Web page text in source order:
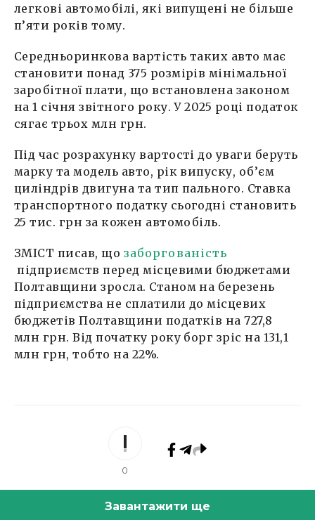
легкові автомобілі, які випущені не більше
п’яти років тому.
Середньоринкова вартість таких авто має
становити понад 375 розмірів мінімальної
заробітної плати, що встановлена законом
на 1 січня звітного року. У 2025 році податок
сягає трьох млн грн.
Під час розрахунку вартості до уваги беруть
марку та модель авто, рік випуску, об’єм
циліндрів двигуна та тип пального. Ставка
транспортного податку сьогодні становить
25 тис. грн за кожен автомобіль.
ЗМІСТ писав, що заборгованість
підприємств перед місцевими бюджетами
Полтавщини зросла. Станом на березень
підприємства не сплатили до місцевих
бюджетів Полтавщини податків на 727,8
млн грн. Від початку року борг зріс на 131,1
млн грн, тобто на 22%.
0
Завантажити ще